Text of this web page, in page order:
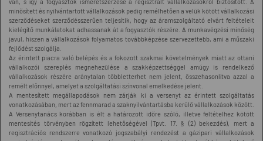
minősített és nyilvántartott vállalkozások pedig remélhetően a velük kötött vállalkozási
szerződéseket szerződésszerűen teljesítik, hogy az áramszolgáltató elvárt feltételeit
kielégítő munkálatokat adhassanak át a fogyasztók részére. A munkavégzési minőség
javul, hiszen a vállalkozások folyamatos továbbképzése szervezettebb, ami a műszaki
fejlődést szolgálja.
Az érintett piacra való belépés és a fokozott szakmai követelmények miatt az ottani
vállalkozói szereplés megnehezülése a szakképzettséggel amúgy is rendelkező
vállalkozások részére aránytalan többletterhet nem jelent, összehasonlítva azzal a
remélt előnnyel, amelyet a szolgáltatási színvonal emelkedése jelent.
A mentesített megállapodások nem zárják ki a versenyt az érintett szolgáltatás
vonatkozásában, mert az fennmarad a szaknyilvántartásba kerülő vállalkozások között.
A Versenytanács korábban is élt a határozott időre szóló, illetve feltételhez kötött
mentesítés törvényben rögzített lehetőségével (Tpvt. 17. § (2) bekezdés), mert a
regisztrációs rendszerre vonatkozó jogszabályi rendezést a gázipari vállalkozások